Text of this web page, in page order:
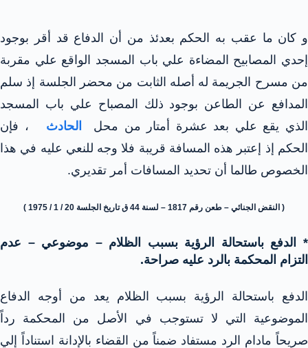
و كان ما عقب به الحكم بعدئذ من أن الدفاع قد أقر بوجود
إحدي المصابيح المضاءة علي باب المسجد الواقع علي مقربة
من مسرح الجريمة له أصله الثابت من محضر الجلسة إذ سلم
المدافع عن الطاعن بوجود ذلك المصباح علي باب المسجد
الذي يقع علي بعد عشرة أمتار من محل
الحادث
، فإن
الحكم إذ إعتبر هذه المسافة قريبة فلا وجه للنعي عليه في هذا
الخصوص طالما أن تحديد المسافات أمر تقديري.
( النقض الجنائي – طعن رقم 1817 – لسنة 44 ق تاريخ الجلسة 20 / 1 / 1975 )
* الدفع باستحالة الرؤية بسبب الظلام – موضوعي – عدم
التزام المحكمة بالرد عليه صراحة.
الدفع باستحالة الرؤية بسبب الظلام يعد من أوجه الدفاع
الموضوعية التي لا تستوجب في الأصل من المحكمة رداً
صريحاً مادام الرد مستفاد ضمناً من القضاء بالإدانة استناداً إلي